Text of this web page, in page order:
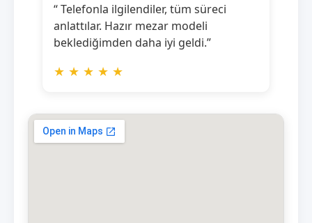
“ Telefonla ilgilendiler, tüm süreci
anlattılar. Hazır mezar modeli
beklediğimden daha iyi geldi.”
★ ★ ★ ★ ★